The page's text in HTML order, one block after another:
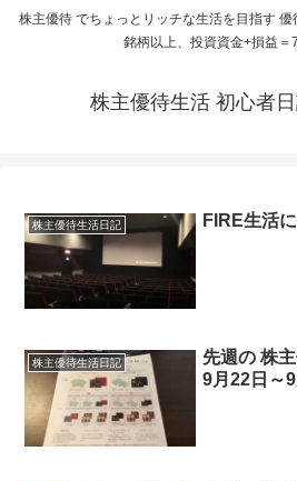
株主優待 でちょっとリッチな生活を目指す
銘柄以上、投資資金+損益＝
株主優待生活 初心者
株主優待生活日記 FIRE生活
株主優待生活日記
先週の 株
9月22日～